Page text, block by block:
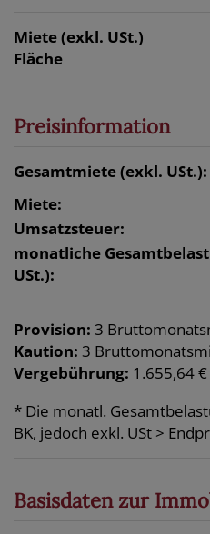
Miete (exkl. USt.)
Fläche
Preisinformation
Gesamtmiete (exkl. USt.):
Miete:
Umsatzsteuer:
monatliche
USt.):
Provision: 3
Kaution: 3
Vergebührung: 1.655,64 €
* Die monatl.
BK, jedoch exkl. USt >
Basisdaten zur